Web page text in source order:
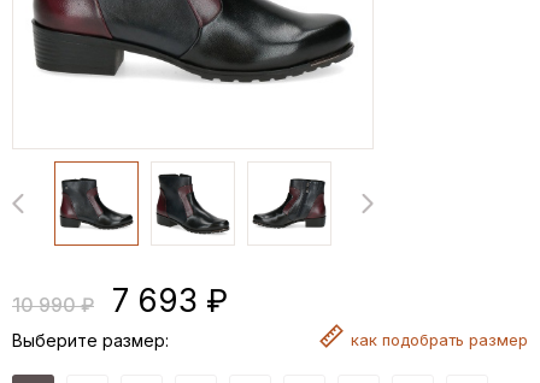
10 990 ₽ 7 693 ₽
Выберите размер: как подобрать размер